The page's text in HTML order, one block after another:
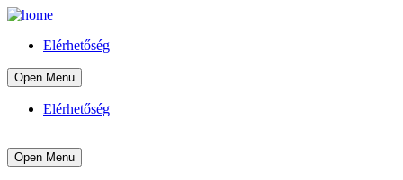
Elérhetőség
Open Menu
Elérhetőség
Open Menu